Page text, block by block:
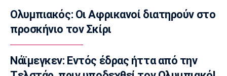
Super League 1
Κηφισιά: Ισόπαλο 2-2 το φιλικό με τον
ΑΠΟΕΛ
09:35
Ολυμπιακός: Οι Αφρικανοί διατηρούν στο
προσκήνιο τον Σκίρι
Νάϊμεγκεν: Εντός έδρας ήττα από την